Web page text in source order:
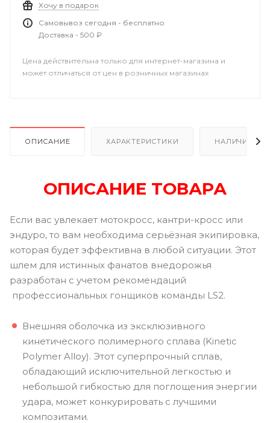
Хочу в подарок
Самовывоз сегодня - бесплатно
Доставка - 500 ₽
Цена действительна только для интернет-магазина и
может отличаться от цен в розничных магазинах
ОПИСАНИЕ ХАРАКТЕРИСТИКИ НАЛИЧИЕ В
ОПИСАНИЕ ТОВАРА
Если вас увлекает мотокросс, кантри-кросс или
эндуро, то вам необходима серьёзная экипировка,
которая будет эффективна в любой ситуации. Этот
шлем для истинных фанатов внедорожья
разработан с учетом рекомендаций
профессиональных гонщиков команды LS2.
Внешняя оболочка из эксклюзивного
кинетического полимерного сплава (Kinetic
Polymer Alloy). Этот суперпрочный сплав,
обладающий исключительной легкостью и
небольшой гибкостью для поглощения энергии
удара, может конкурировать с лучшими
композитами.